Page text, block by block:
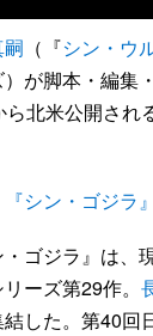
（『シン・ウ
）が脚本・編集
ら北米公開され
『シン・ゴジ
ゴジラ』は、
ーズ第29作。
した。第40回